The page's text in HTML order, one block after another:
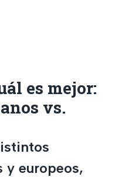
es mejor:
vs.
y europeos,